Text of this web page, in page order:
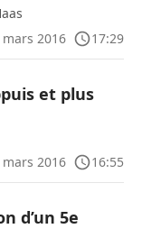
2016
17:29
et plus
2016
16:55
d’un 5e